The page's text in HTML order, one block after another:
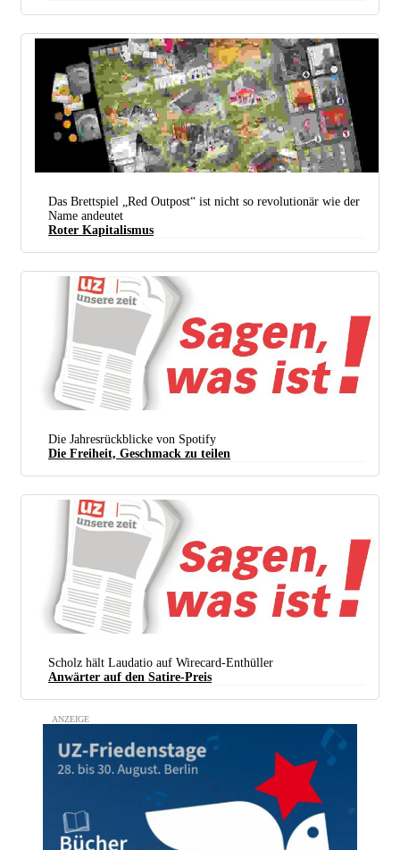
Eine andere Art von Superheldin: die Schachspielerinnen bei „Damengambit“
Das Brettspiel „Red Outpost“ ist nicht so revolutionär wie der
Name andeutet
Roter Kapitalismus
Die Jahresrückblicke von Spotify
Die Freiheit, Geschmack zu teilen
Scholz hält Laudatio auf Wirecard-Enthüller
Anwärter auf den Satire-Preis